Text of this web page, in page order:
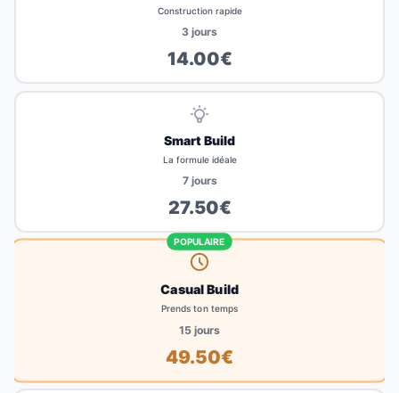
Construction rapide
3 jours
14.00€
Smart Build
La formule idéale
7jours
27.50€
POPULAIRE
Casual Build
Prends ton temps
15jours
49.50€